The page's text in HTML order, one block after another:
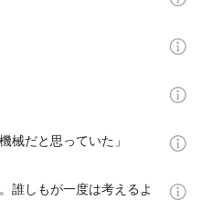
械だと思っていた」
誰しもが一度は考えるよ